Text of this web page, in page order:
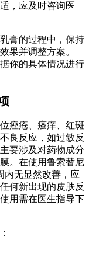
，应及时咨询医
膏的过程中，保持
果并调整方案。
你的具体情况进行
痤疮、瘙痒、红斑
良反应，如过敏反
要涉及对药物成分
。在使用鲁索替尼
内无显然改善，应
何新出现的皮肤反
用需在医生指导下